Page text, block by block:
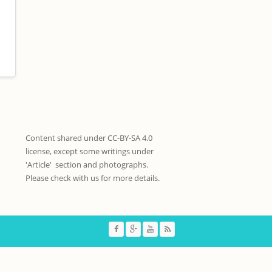
Content shared under CC-BY-SA 4.0
license, except some writings under
'Article' section and photographs.
Please check with us for more details.